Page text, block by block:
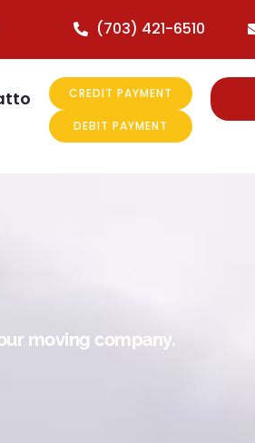
(703) 421-6510
CREDIT PAYMENT
DEBIT PAYMENT
moving company.